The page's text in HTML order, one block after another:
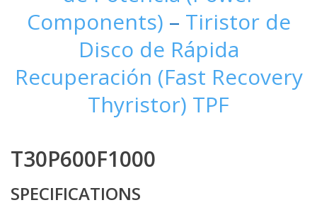
Components) – Tiristor de
Disco de Rápida
Recuperación (Fast Recovery
Thyristor) TPF
T30P600F1000
SPECIFICATIONS